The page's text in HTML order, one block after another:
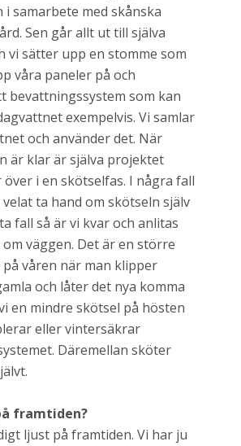
samarbete med skånska
Sen går allt ut till själva
vi sätter upp en stomme som
våra paneler på och
bevattningssystem som kan
exempelvis. Vi samlar
och använder det. När
är klar är själva projektet
i en skötselfas. I några fall
ta hand om skötseln själv
fall så är vi kvar och anlitas
väggen. Det är en större
våren när man klipper
och låter det nya komma
en mindre skötsel på hösten
eller vintersäkrar
Däremellan sköter
framtiden?
ljust på framtiden. Vi har ju